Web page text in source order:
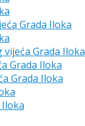
Grada Iloka
Grada Iloka
Grada Iloka
Grada Iloka
Iloka